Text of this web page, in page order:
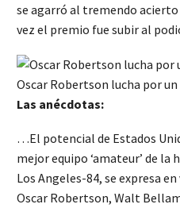
se agarró al tremendo acierto
vez el premio fue subir al
Oscar Robertson lucha por
Las anécdotas:
…El potencial de Estados
mejor equipo ‘amateur’ de
Los Angeles-84, se expresa
Oscar Robertson, Walt